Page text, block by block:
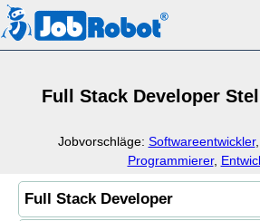
Full Stack Developer
Jobvorschläge: Softwareentwickler,
Programmierer,